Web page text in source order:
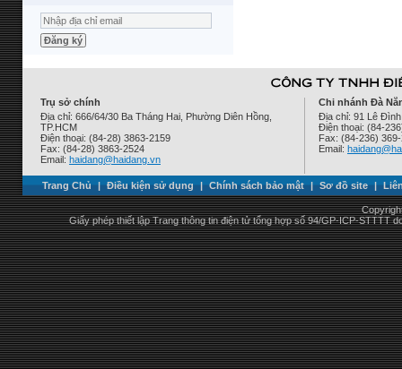
Trụ sở chính
Địa chỉ: 666/64/30 Ba Tháng Hai, Phường Diên Hồng,
TP.HCM
Điện thoại: (84-28) 3863-2159
Fax: (84-28) 3863-2524
Email: haidang@haidang.vn
Chi nhánh Đà
Địa chỉ: 91 Lê
Điện thoại: (84-
Fax: (84-236)
Email:
Trang Chủ | Điều kiện sử dụng | Chính sách bảo mật | Sơ đồ site |
Giấy phép thiết lập Trang thông tin điện tử tổng hợp số 94/GP-ICP-STTTT